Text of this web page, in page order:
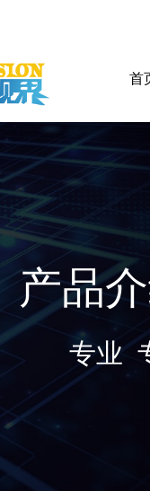
首
产品
专业